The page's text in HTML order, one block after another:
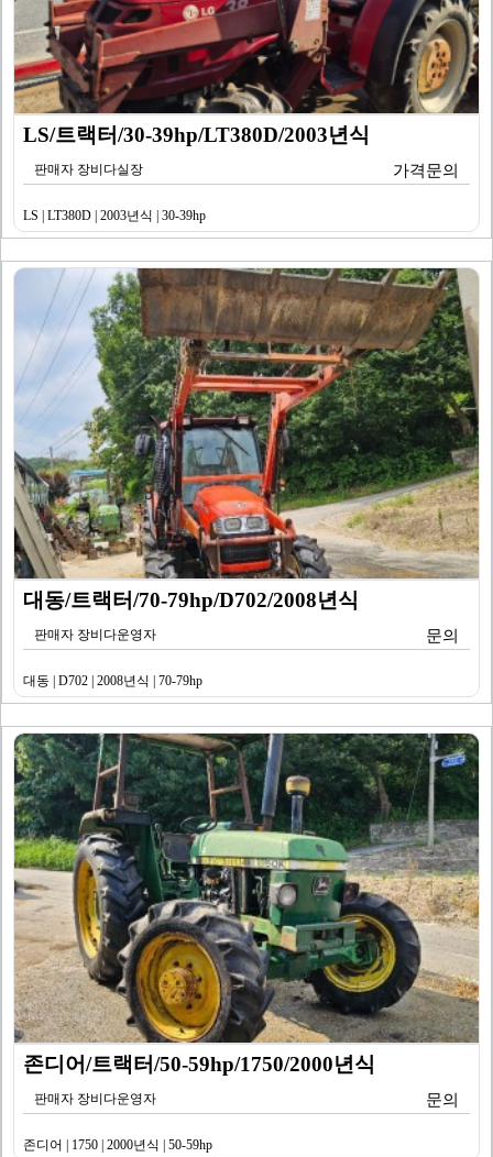
LS/트랙터/30-39hp/LT380D/2003년식
판매자 장비다실장 가격문의
LS | LT380D | 2003년식 | 30-39hp
대동/트랙터/70-79hp/D702/2008년식
판매자 장비다운영자 문의
대동 | D702 | 2008년식 | 70-79hp
존디어/트랙터/50-59hp/1750/2000년식
판매자 장비다운영자 문의
존디어 | 1750 | 2000년식 | 50-59hp